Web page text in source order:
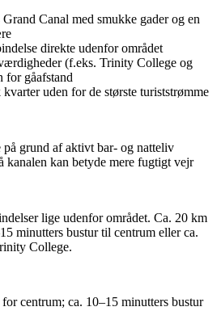
Canal med smukke gader og en
direkte udenfor området
(f.eks. Trinity College og
for gåafstand
uden for de største turiststrømme
grund af aktivt bar- og natteliv
kanalen kan betyde mere fugtigt vejr
lige udenfor området. Ca. 20 km
minutters bustur til centrum eller ca.
College.
for centrum; ca. 10–15 minutters bustur